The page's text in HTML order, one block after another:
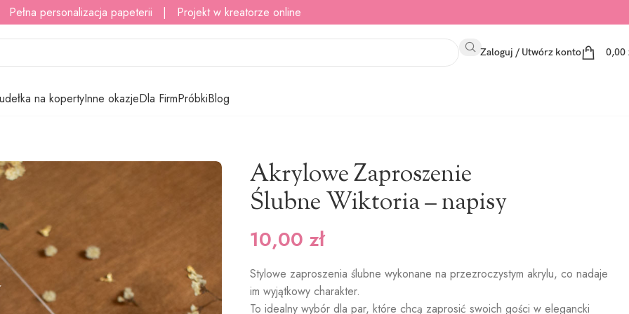
personalizacja papeterii | Projekt w kreatorze online
Zaloguj / Utwórz konto 0,00
na kopertyInne okazjeDla FirmPróbkiBlog
Akrylowe Zaproszenie
Ślubne Wiktoria – napisy
10,00 zł
Stylowe zaproszenia ślubne wykonane na przezroczystym akrylu, co nadaje
im wyjątkowy charakter.
To idealny wybór dla par, które chcą zaprosić swoich gości w elegancki